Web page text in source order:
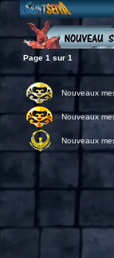
Page 1 sur 1
Nouveaux
Nouveaux
Nouveaux